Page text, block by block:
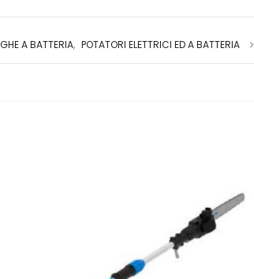
A BATTERIA, POTATORI ELETTRICI ED A BATTERIA